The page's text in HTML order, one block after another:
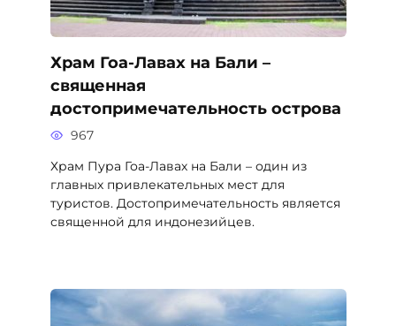
Храм Гоа-Лавах на Бали –
священная
достопримечательность острова
967
Храм Пура Гоа-Лавах на Бали – один из
главных привлекательных мест для
туристов. Достопримечательность является
священной для индонезийцев.